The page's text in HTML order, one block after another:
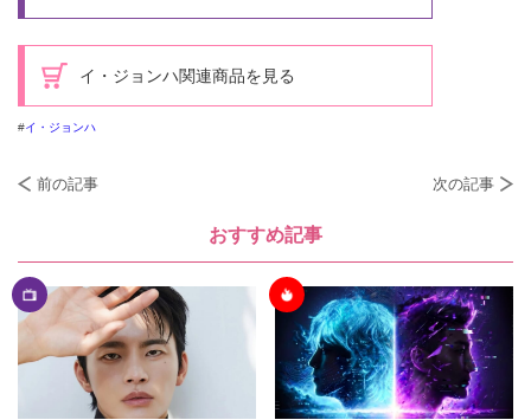
イ・ジョンハ関連商品を見る
イ・ジョンハ
前の記事 次の記事
おすすめ記事